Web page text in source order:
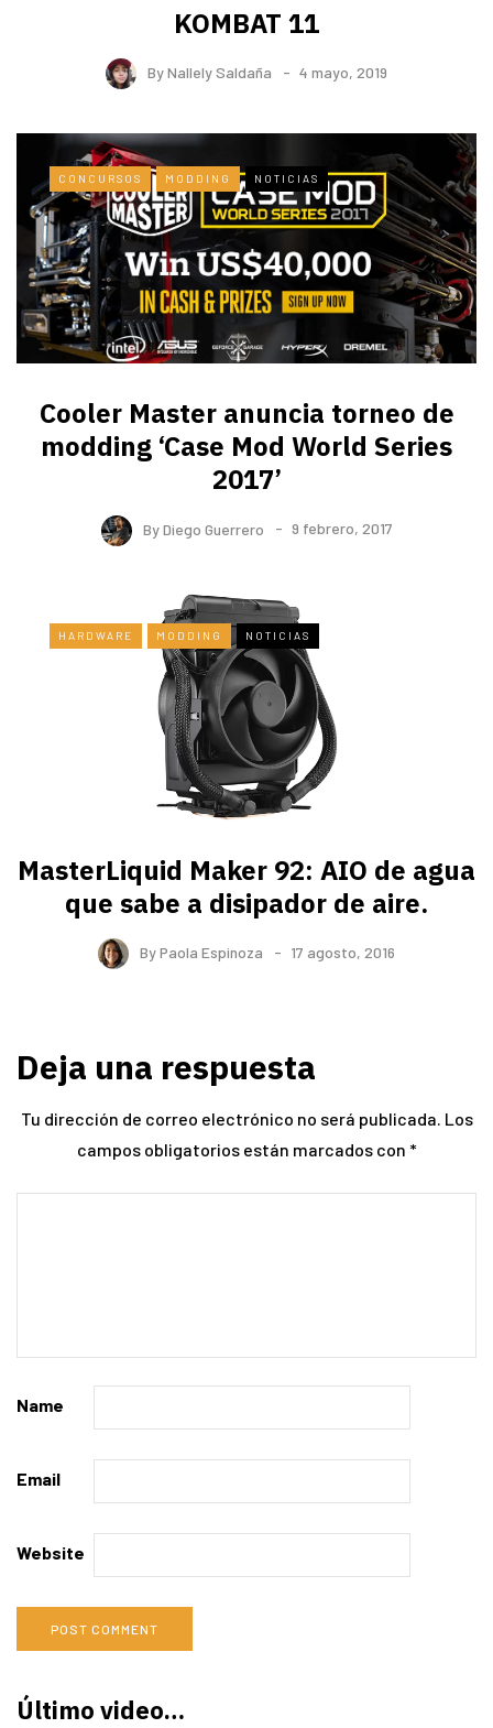
KOMBAT 11
ByNallely Saldaña 4 mayo, 2019
CONCURSOS MODDING NOTICIAS
Cooler Master anuncia torneo de
modding ‘Case Mod World Series
2017’
ByDiego Guerrero 9 febrero, 2017
HARDWARE MODDING NOTICIAS
MasterLiquid Maker 92: AIO de agua
que sabe a disipador de aire.
ByPaola Espinoza 17 agosto, 2016
Deja una respuesta
Tu dirección de correo electrónico no será publicada. Los
campos obligatorios están marcados con *
Name
Email
Website
Último video…